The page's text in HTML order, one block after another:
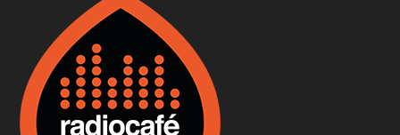
Boston, teadélután, bab és homár
Apr 9, 2026 • 00:37:17